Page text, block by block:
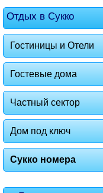
Отдых в Сукко
Гостиницы и Отели
Гостевые дома
Частный сектор
Дом под ключ
Сукко номера